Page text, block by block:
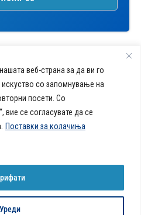
веб-страна за да ви го
со запомнување на
посети. Со
вие се согласувате да се
Поставки за колачиња
Уреди
Dose Of Health -
кој ќе ви ги одговори
прашања за вашето
и ќе ви даде совети